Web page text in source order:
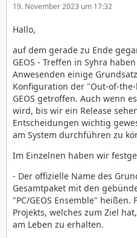
19. November 2023 um 17:32
Hallo,
auf dem gerade zu Ende
GEOS - Treffen in Syhra
Anwesenden einige
Konfiguration der "Out-of-
GEOS getroffen. Auch wenn
wird, bis wir ein Release
Entscheidungen wichtig
am System durchführen zu
Im Einzelnen haben wir
- Der offizielle Name des
Gesamtpaket mit den
"PC/GEOS Ensemble" heißen.
Projekts, welches zum Ziel
am Leben zu erhalten.